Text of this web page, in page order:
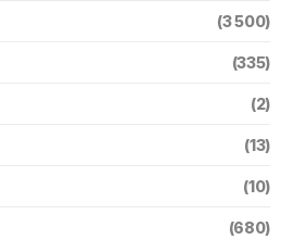
(3 500)
(335)
(2)
(13)
(10)
(680)